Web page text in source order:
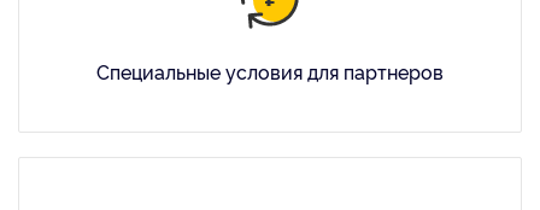
Специальные условия для партнеров